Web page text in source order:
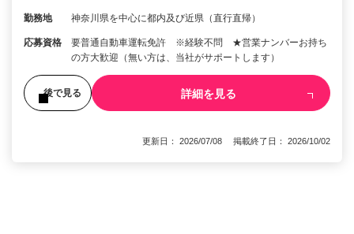
勤務地 神奈川県を中心に都内及び近県（直行直帰）
応募資格
要普通自動車運転免許 ※経験不問 ★営業ナンバーお持ち
の方大歓迎（無い方は、当社がサポートします）
後で見る 詳細を見る
更新日： 2026/07/08 掲載終了日： 2026/10/02